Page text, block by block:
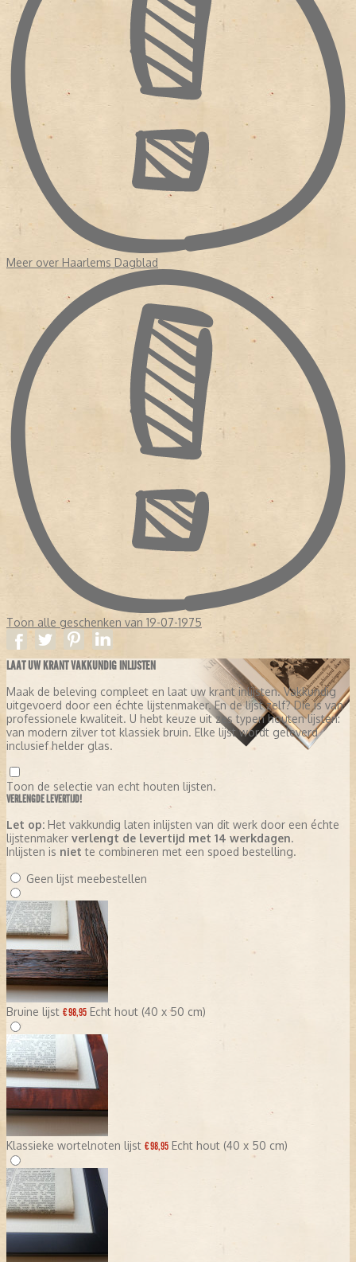
Meer over Haarlems Dagblad
Toon alle geschenken van 19-07-1975
LAAT UW KRANT VAKKUNDIG INLIJSTEN
Maak de beleving compleet en laat uw krant inlijsten. Vakkundig
uitgevoerd door een échte lijstenmaker. En de lijst zelf? Die is van
professionele kwaliteit. U hebt keuze uit zes typen houten lijsten:
van modern zilver tot klassiek bruin. Elke lijst wordt geleverd
inclusief helder glas.
Toon de selectie van echt houten lijsten.
VERLENGDE LEVERTIJD!
Let op: Het vakkundig laten inlijsten van dit werk door een échte
lijstenmaker verlengt de levertijd met 14 werkdagen.
Inlijsten is niet te combineren met een spoed bestelling.
Geen lijst meebestellen
Bruine lijst € 98,95 Echt hout (40 x 50 cm)
Klassieke wortelnoten lijst € 98,95 Echt hout (40 x 50 cm)